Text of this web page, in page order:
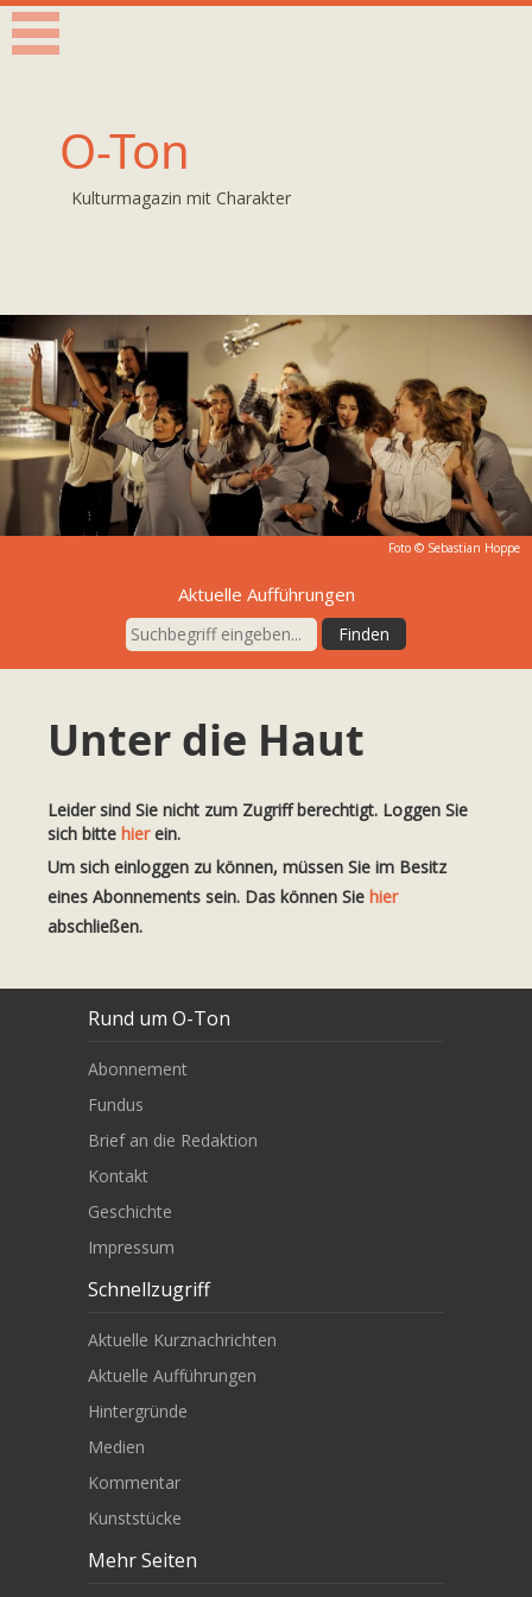
O-Ton
Kulturmagazin mit Charakter
Foto © Sebastian Hoppe
Aktuelle Aufführungen
Unter die Haut
Leider sind Sie nicht zum Zugriff berechtigt. Loggen Sie
sich bitte hierein.
Um sich einloggen zu können, müssen Sie im Besitz
eines Abonnements sein. Das können Sie hier
abschließen.
Rund um O-Ton
Abonnement
Fundus
Brief an die Redaktion
Kontakt
Geschichte
Impressum
Schnellzugriff
Aktuelle Kurznachrichten
Aktuelle Aufführungen
Hintergründe
Medien
Kommentar
Kunststücke
Mehr Seiten